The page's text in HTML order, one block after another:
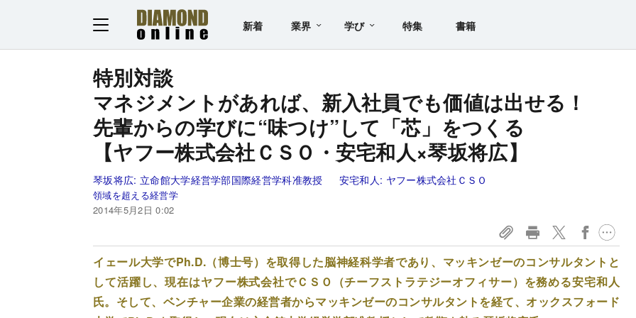
新着 業界 学び 特集 書籍
特別対談
マネジメントがあれば、新入社員でも価値は出せる！
先輩からの学びに“味つけ”して「芯」をつくる
【ヤフー株式会社ＣＳＯ・安宅和人×琴坂将広】
琴坂将広: 立命館大学経営学部国際経営学科准教授 安宅和人: ヤフー株式会社ＣＳＯ
領域を超える経営学
2014年5月2日 0:02
イェール大学でPh.D.（博士号）を取得した脳神経科学者であり、マッキンゼーのコンサルタントと
して活躍し、現在はヤフー株式会社でＣＳＯ（チーフストラテジーオフィサー）を務める安宅和人
氏。そして、ベンチャー企業の経営者からマッキンゼーのコンサルタントを経て、オックスフォード